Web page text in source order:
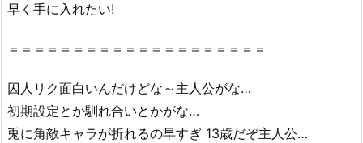
早く手に入れたい!
＝＝＝＝＝＝＝＝＝＝＝＝＝＝＝＝＝＝＝＝
囚人リク面白いんだけどな～主人公がな…
初期設定とか馴れ合いとかがな…
兎に角敵キャラが折れるの早すぎ 13歳だぞ主人公…